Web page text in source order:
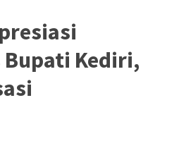
Kediri,